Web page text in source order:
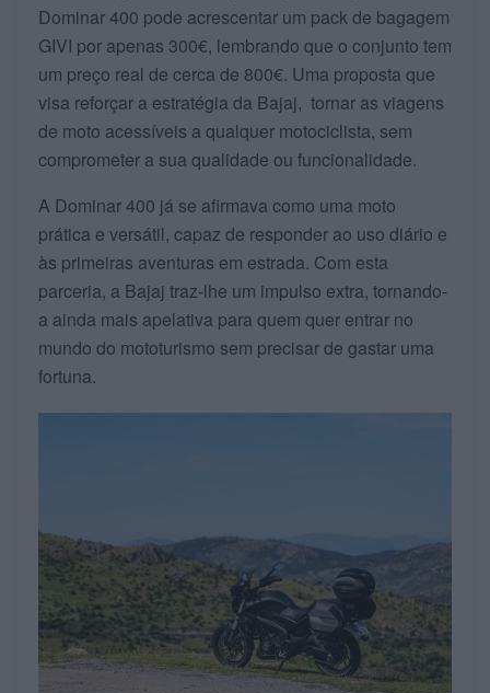
Dominar 400 pode acrescentar um pack de bagagem
GIVI por apenas 300€, lembrando que o conjunto tem
um preço real de cerca de 800€. Uma proposta que
visa reforçar a estratégia da Bajaj, tornar as viagens
de moto acessíveis a qualquer motociclista, sem
comprometer a sua qualidade ou funcionalidade.
A Dominar 400 já se afirmava como uma moto
prática e versátil, capaz de responder ao uso diário e
às primeiras aventuras em estrada. Com esta
parceria, a Bajaj traz-lhe um impulso extra, tornando-
a ainda mais apelativa para quem quer entrar no
mundo do mototurismo sem precisar de gastar uma
fortuna.